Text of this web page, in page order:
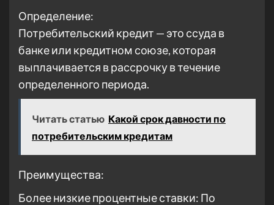
Определение:
Потребительский кредит — это ссуда в
банке или кредитном союзе, которая
выплачивается в рассрочку в течение
определенного периода.
Читать статью Какой срок давности по
потребительским кредитам
Преимущества:
Более низкие процентные ставки: По